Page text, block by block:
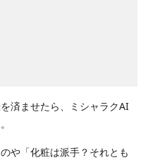
済ませたら、ミシャラクAI
や「化粧は派手？それとも